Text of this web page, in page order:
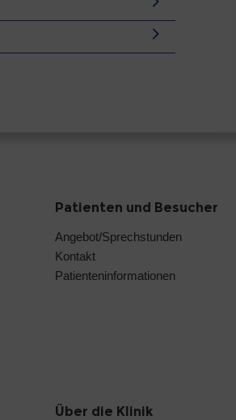
Patienten und Besucher
Angebot/Sprechstunden
Kontakt
Patienteninformationen
Über die Klinik